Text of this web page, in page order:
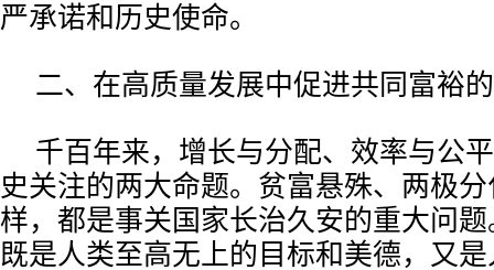
严承诺和历史使命。
二、在高质量发展中促进共同富裕
千百年来，增长与分配、效率与公
史关注的两大命题。贫富悬殊、两极
样，都是事关国家长治久安的重大问
既是人类至高无上的目标和美德，又